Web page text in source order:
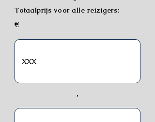
Totaalprijs voor alle reizigers:
€
,